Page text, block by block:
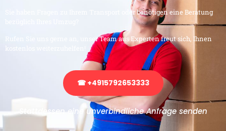
Sie haben Fragen zu Ihrem Transport oder benötigen eine Beratung
Rufen Sie uns gerne an, unser Team aus Experten freut sich, Ihnen
kostenlos weiterzuhelfen!
☎ +4915792653333
Stattdessen eine unverbindliche Anfrage senden